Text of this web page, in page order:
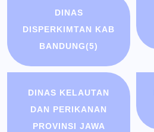
DINAS
DISPERKIMTAN KAB
BANDUNG(5)
DINAS KELAUTAN
DAN PERIKANAN
PROVINSI JAWA